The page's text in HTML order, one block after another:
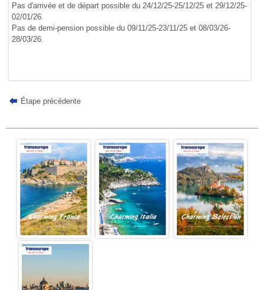
Pas d'arrivée et de départ possible du 24/12/25-25/12/25 et 29/12/25-
02/01/26.
Pas de demi-pension possible du 09/11/25-23/11/25 et 08/03/26-
28/03/26.
Étape précédente